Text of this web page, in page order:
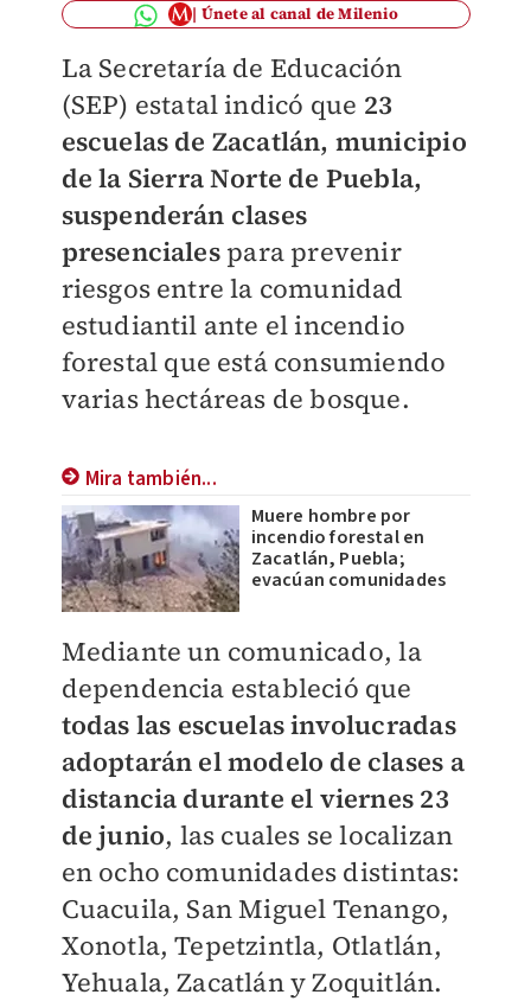
Únete al canal de Milenio
La Secretaría de Educación
(SEP) estatal indicó que 23
escuelas de Zacatlán, municipio
de la Sierra Norte de Puebla,
suspenderán clases
presenciales para prevenir
riesgos entre la comunidad
estudiantil ante el incendio
forestal que está consumiendo
varias hectáreas de bosque.
Mira también...
Muere hombre por
incendio forestal en
Zacatlán, Puebla;
evacúan comunidades
Mediante un comunicado, la
dependencia estableció que
todas las escuelas involucradas
adoptarán el modelo de clases a
distancia durante el viernes 23
de junio, las cuales se localizan
en ocho comunidades distintas:
Cuacuila, San Miguel Tenango,
Xonotla, Tepetzintla, Otlatlán,
Yehuala, Zacatlán y Zoquitlán.